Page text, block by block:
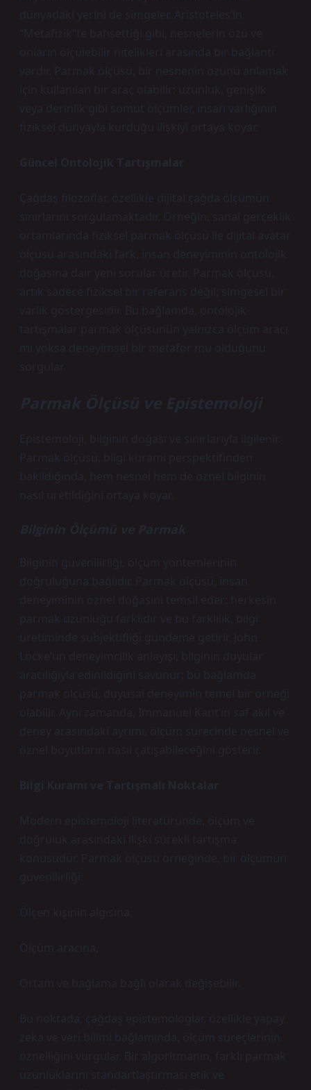
dünyadaki yerini de simgeler. Aristoteles’in
“Metafizik”te bahsettiği gibi, nesnelerin özü ve
onların ölçülebilir nitelikleri arasında bir bağlantı
vardır. Parmak ölçüsü, bir nesnenin özünü anlamak
için kullanılan bir araç olabilir: uzunluk, genişlik
veya derinlik gibi somut ölçümler, insan varlığının
fiziksel dünyayla kurduğu ilişkiyi ortaya koyar.
Güncel Ontolojik Tartışmalar
Çağdaş filozoflar, özellikle dijital çağda ölçümün
sınırlarını sorgulamaktadır. Örneğin, sanal gerçeklik
ortamlarında fiziksel parmak ölçüsü ile dijital avatar
ölçüsü arasındaki fark, insan deneyiminin ontolojik
doğasına dair yeni sorular üretir. Parmak ölçüsü,
artık sadece fiziksel bir referans değil; simgesel bir
varlık göstergesidir. Bu bağlamda, ontolojik
tartışmalar parmak ölçüsünün yalnızca ölçüm aracı
mı yoksa deneyimsel bir metafor mu olduğunu
sorgular.
Parmak Ölçüsü ve Epistemoloji
Epistemoloji, bilginin doğası ve sınırlarıyla ilgilenir.
Parmak ölçüsü, bilgi kuramı perspektifinden
bakıldığında, hem nesnel hem de öznel bilginin
nasıl üretildiğini ortaya koyar.
Bilginin Ölçümü ve Parmak
Bilginin güvenilirliği, ölçüm yöntemlerinin
doğruluğuna bağlıdır. Parmak ölçüsü, insan
deneyiminin öznel doğasını temsil eder: herkesin
parmak uzunluğu farklıdır ve bu farklılık, bilgi
üretiminde subjektifliği gündeme getirir. John
Locke’un deneyimcilik anlayışı, bilginin duyular
aracılığıyla edinildiğini savunur; bu bağlamda
parmak ölçüsü, duyusal deneyimin temel bir örneği
olabilir. Aynı zamanda, Immanuel Kant’ın saf akıl ve
deney arasındaki ayrımı, ölçüm sürecinde nesnel ve
öznel boyutların nasıl çatışabileceğini gösterir.
Bilgi Kuramı ve Tartışmalı Noktalar
Modern epistemoloji literatüründe, ölçüm ve
doğruluk arasındaki ilişki sürekli tartışma
konusudur. Parmak ölçüsü örneğinde, bir ölçümün
güvenilirliği:
Ölçen kişinin algısına,
Ölçüm aracına,
Ortam ve bağlama bağlı olarak değişebilir.
Bu noktada, çağdaş epistemologlar, özellikle yapay
zeka ve veri bilimi bağlamında, ölçüm süreçlerinin
öznelliğini vurgular. Bir algoritmanın, farklı parmak
uzunluklarını standartlaştırması etik ve